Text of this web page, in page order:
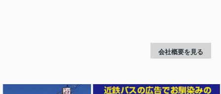
会社概要を見る